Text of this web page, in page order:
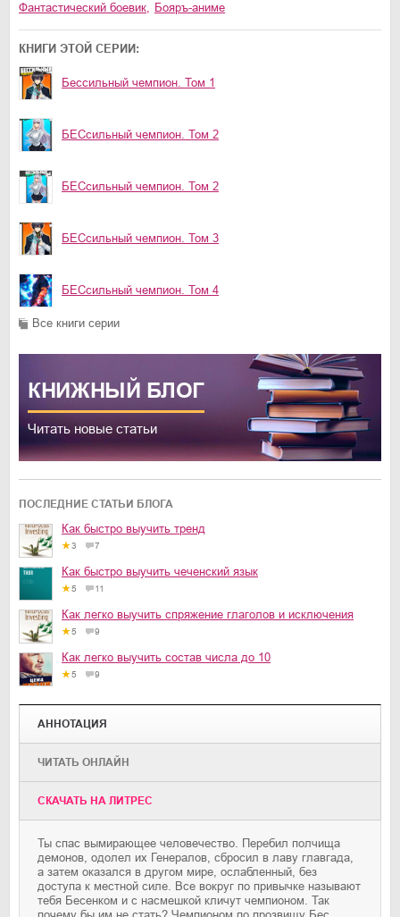
фантастический боевик, бояръ-аниме
КНИГИ ЭТОЙ СЕРИИ:
Бессильный чемпион. Том 1
БЕСсильный чемпион. Том 2
БЕСсильный чемпион. Том 2
БЕСсильный чемпион. Том 3
БЕСсильный чемпион. Том 4
Все книги серии
КНИЖНЫЙ БЛОГ
Читать новые статьи
ПОСЛЕДНИЕ СТАТЬИ БЛОГА
Как быстро выучить тренд
3 7
Как быстро выучить чеченский язык
5 11
Как легко выучить спряжение глаголов и исключения
5 9
Как легко выучить состав числа до 10
5 9
АННОТАЦИЯ
ЧИТАТЬ ОНЛАЙН
CКАЧАТЬ НА ЛИТРЕС
Ты спас вымирающее человечество. Перебил полчища
демонов, одолел их Генералов, сбросил в лаву главгада,
а затем оказался в другом мире, ослабленный, без
доступа к местной силе. Все вокруг по привычке называют
тебя Бесенком и с насмешкой кличут чемпионом. Так